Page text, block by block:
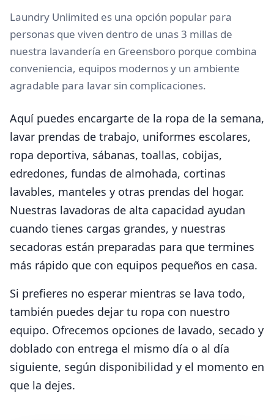
Laundry Unlimited es una opción popular para
personas que viven dentro de unas 3 millas de
nuestra lavandería en Greensboro porque combina
conveniencia, equipos modernos y un ambiente
agradable para lavar sin complicaciones.
Aquí puedes encargarte de la ropa de la semana,
lavar prendas de trabajo, uniformes escolares,
ropa deportiva, sábanas, toallas, cobijas,
edredones, fundas de almohada, cortinas
lavables, manteles y otras prendas del hogar.
Nuestras lavadoras de alta capacidad ayudan
cuando tienes cargas grandes, y nuestras
secadoras están preparadas para que termines
más rápido que con equipos pequeños en casa.
Si prefieres no esperar mientras se lava todo,
también puedes dejar tu ropa con nuestro
equipo. Ofrecemos opciones de lavado, secado y
doblado con entrega el mismo día o al día
siguiente, según disponibilidad y el momento en
que la dejes.